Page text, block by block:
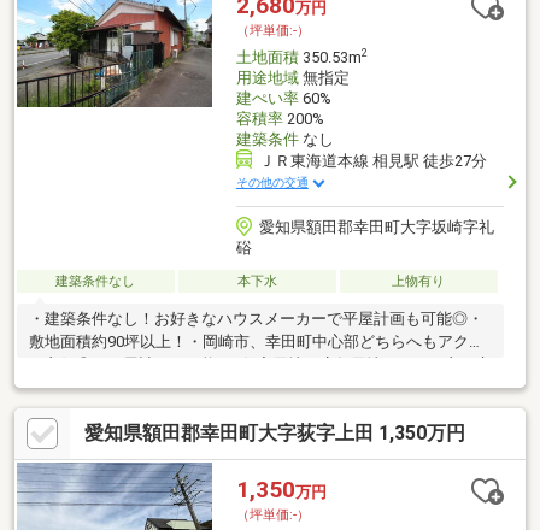
MAXバリューカメリアガーデン幸田まで徒歩約29分・バロー福岡
店まで徒歩約29分
万円
（坪単価:-）
土地面積350.53m2
用途地域無指定
建ぺい率60%
容積率200%
建築条件なし
ＪＲ東海道本線 相見駅 徒歩27分
その他の交通
愛知県額田郡幸田町大字坂崎字礼
硲
建築条件なし 本下水 上物有り
・建築条件なし！お好きなハウスメーカーで平屋計画も可能◎・
敷地面積約90坪以上！・岡崎市、幸田町中心部どちらへもアクセ
地！＊ライフインフォメーション＊・JR東海道本線「相見」駅：
徒歩約27分・坂崎小学校：徒歩約17分・北部中学校：徒歩約23
分・おはら内科クリニック：徒歩7分・京ヶ峰岡田病院：徒歩9
分・たつみ第二幼稚園：徒歩10分・ワークマン岡崎上地店：徒歩
14分・坂崎保育園：徒歩15分・Vドラッグ上地店：徒歩15分・ダ
イソー岡崎上地店：徒歩16分・岡崎上地郵便局：徒歩18分
愛知県額田郡幸田町大字荻字上田 1,350万円
1,350万円
（坪単価:-）